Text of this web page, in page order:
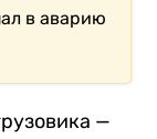
в аварию
—